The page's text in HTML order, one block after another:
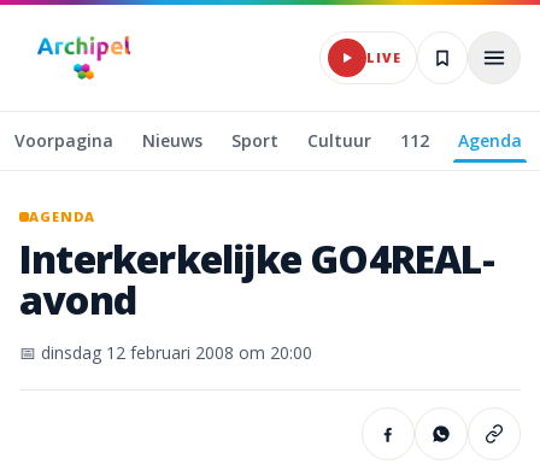
Naar hoofdinhoud
LIVE
Voorpagina Nieuws Sport Cultuur 112 Agenda
AGENDA
Interkerkelijke GO4REAL-
avond
📅 dinsdag 12 februari 2008 om 20:00